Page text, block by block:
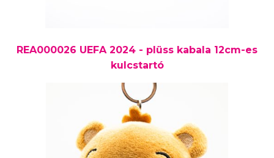
REA000026 UEFA 2024 - plüss kabala 12cm-es
kulcstartó